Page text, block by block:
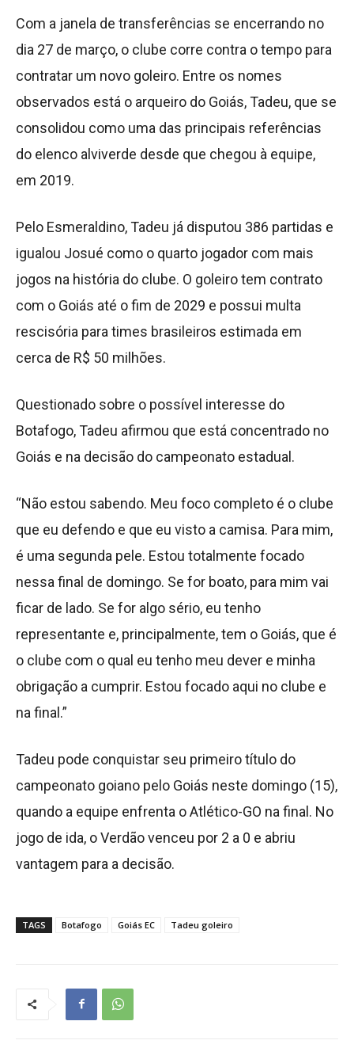
Com a janela de transferências se encerrando no
dia 27 de março, o clube corre contra o tempo para
contratar um novo goleiro. Entre os nomes
observados está o arqueiro do Goiás, Tadeu, que se
consolidou como uma das principais referências
do elenco alviverde desde que chegou à equipe,
em 2019.
Pelo Esmeraldino, Tadeu já disputou 386 partidas e
igualou Josué como o quarto jogador com mais
jogos na história do clube. O goleiro tem contrato
com o Goiás até o fim de 2029 e possui multa
rescisória para times brasileiros estimada em
cerca de R$ 50 milhões.
Questionado sobre o possível interesse do
Botafogo, Tadeu afirmou que está concentrado no
Goiás e na decisão do campeonato estadual.
“Não estou sabendo. Meu foco completo é o clube
que eu defendo e que eu visto a camisa. Para mim,
é uma segunda pele. Estou totalmente focado
nessa final de domingo. Se for boato, para mim vai
ficar de lado. Se for algo sério, eu tenho
representante e, principalmente, tem o Goiás, que é
o clube com o qual eu tenho meu dever e minha
obrigação a cumprir. Estou focado aqui no clube e
na final.”
Tadeu pode conquistar seu primeiro título do
campeonato goiano pelo Goiás neste domingo (15),
quando a equipe enfrenta o Atlético-GO na final. No
jogo de ida, o Verdão venceu por 2 a 0 e abriu
vantagem para a decisão.
TAGS Botafogo Goiás EC Tadeu goleiro